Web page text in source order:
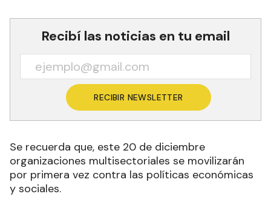
Recibí las noticias en tu email
RECIBIR NEWSLETTER
Se recuerda que, este 20 de diciembre
organizaciones multisectoriales se movilizarán
por primera vez contra las políticas económicas
y sociales.